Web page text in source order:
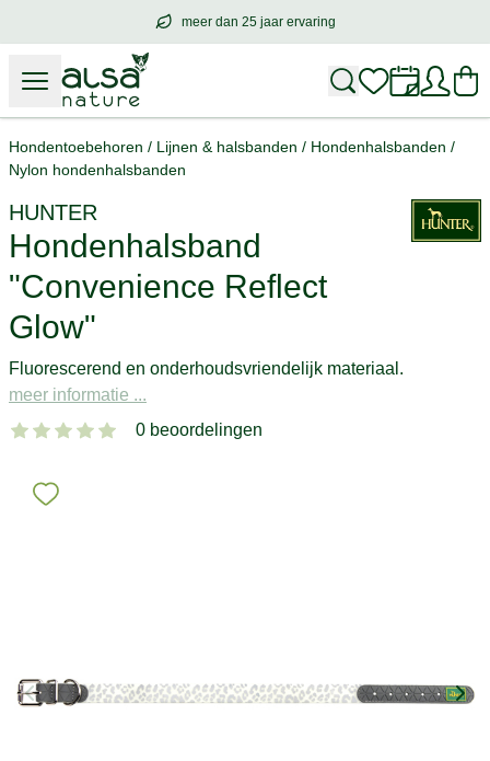
meer dan 25 jaar ervaring
meer dan25 jaar ervaring
Hondentoebehoren / Lijnen & halsbanden / Hondenhalsbanden /
Nylon hondenhalsbanden
HUNTER
Hondenhalsband
"Convenience Reflect
Glow"
Fluorescerend en onderhoudsvriendelijk materiaal.
meer informatie ...
0 beoordelingen